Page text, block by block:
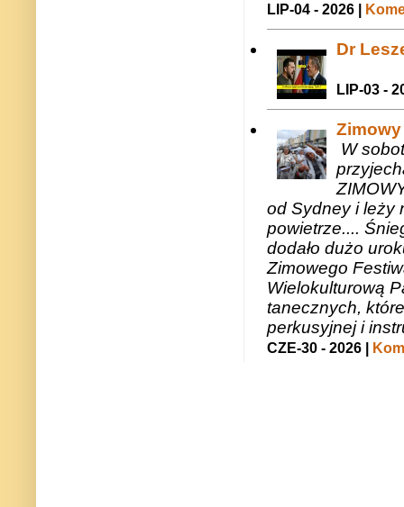
LIP-04 - 2026 |
Dr
LIP-03 -
W
od Sydney i leży
powietrze....
dodało dużo
Zimowego
Wielokulturową
tanecznych,
perkusyjnej i
CZE-30 - 2026 |